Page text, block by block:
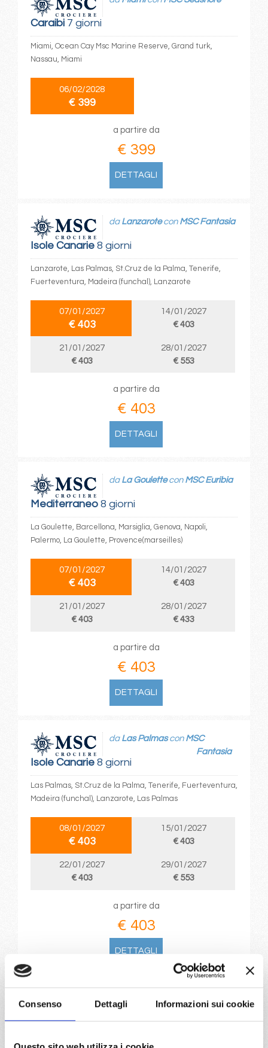
Consenso Dettagli Informazioni sui cookie
Caraibi7 giorni
Miami, Ocean Cay Msc Marine Reserve, Grand turk,
Nassau, Miami
06/02/2028
€ 399
a partire da
€ 399
DETTAGLI
Isole Canarie8 giorni
da Lanzarotecon MSC Fantasia
Lanzarote, Las Palmas, St.Cruz de la Palma, Tenerife,
Fuerteventura, Madeira (funchal), Lanzarote
07/01/2027
€ 403
14/01/2027
€ 403
21/01/2027
€ 403
28/01/2027
€ 553
a partire da
€ 403
DETTAGLI
Mediterraneo8 giorni
da La Goulettecon MSC Euribia
La Goulette, Barcellona, Marsiglia, Genova, Napoli,
Palermo, La Goulette, Provence(marseilles)
07/01/2027
€ 403
14/01/2027
€ 403
21/01/2027
€ 403
28/01/2027
€ 433
a partire da
€ 403
DETTAGLI
Isole Canarie8 giorni
da Las Palmascon MSC
Fantasia
Las Palmas, St.Cruz de la Palma, Tenerife, Fuerteventura,
Madeira (funchal), Lanzarote, Las Palmas
08/01/2027
€ 403
15/01/2027
€ 403
22/01/2027
€ 403
29/01/2027
€ 553
a partire da
€ 403
DETTAGLI
Caraibi8 giorni
La Romana, Bridgetown, Fort De France, St. John S